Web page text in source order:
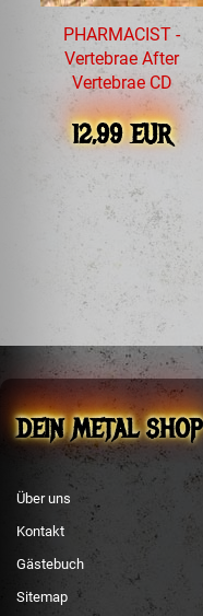
PHARMACIST -
Vertebrae After
Vertebrae CD
12,99 EUR
DEIN METAL SHOP
Über uns
Kontakt
Gästebuch
Sitemap